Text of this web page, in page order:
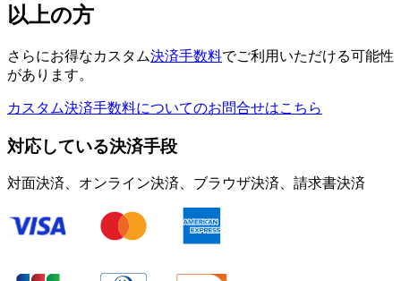
以上の方
さらにお得なカスタム決済手数料でご利用いただける可能性
があります。
カスタム決済手数料についてのお問合せはこちら
対応している決済手段
対面決済、​オンライン決済、​ブラウザ決済、​請求書決済